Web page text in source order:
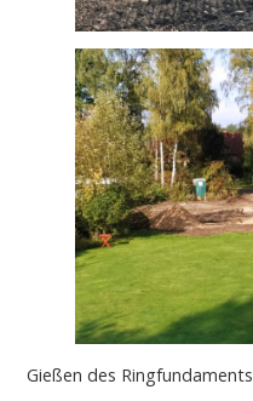
Gießen des Ringfundaments